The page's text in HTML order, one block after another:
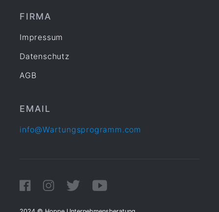
FIRMA
Impressum
Datenschutz
AGB
EMAIL
info@Wartungsprogramm.com